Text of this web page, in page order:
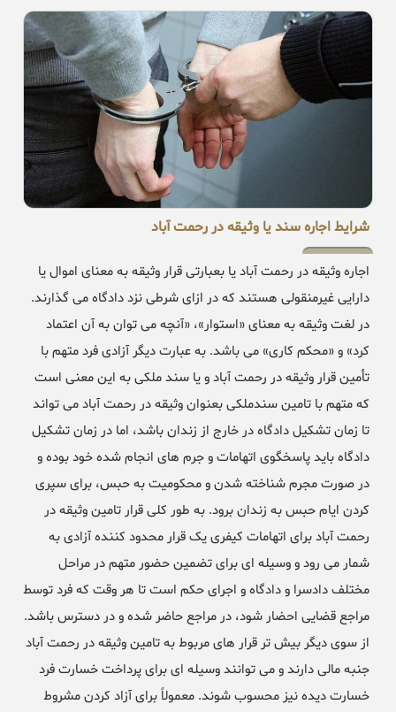
شرایط اجاره سند یا وثیقه در رحمت آباد
اجاره وثیقه در رحمت آباد یا بعبارتی قرار وثیقه به معنای اموال یا
دارایی غیرمنقولی هستند که در ازای شرطی نزد دادگاه می گذارند.
در لغت وثیقه به معنای «استوار»، «آنچه می توان به آن اعتماد
کرد» و «محکم کاری» می باشد. به عبارت دیگر آزادی فرد متهم با
تأمین قرار وثیقه در رحمت آباد و یا سند ملکی به این معنی است
که متهم با تامین سندملکی بعنوان وثیقه در رحمت آباد می تواند
تا زمان تشکیل دادگاه در خارج از زندان باشد، اما در زمان تشکیل
دادگاه باید پاسخگوی اتهامات و جرم های انجام شده خود بوده و
در صورت مجرم شناخته شدن و محکومیت به حبس، برای سپری
کردن ایام حبس به زندان برود. به طور کلی قرار تامین وثیقه در
رحمت آباد برای اتهامات کیفری یک قرار محدود کننده آزادی به
شمار می رود و وسیله ای برای تضمین حضور متهم در مراحل
مختلف دادسرا و دادگاه و اجرای حکم است تا هر وقت که فرد توسط
مراجع قضایی احضار شود، در مراجع حاضر شده و در دسترس باشد.
از سوی دیگر بیش تر قرار های مربوط به تامین وثیقه در رحمت آباد
جنبه مالی دارند و می توانند وسیله ای برای پرداخت خسارت فرد
خسارت دیده نیز محسوب شوند. معمولاً برای آزاد کردن مشروط